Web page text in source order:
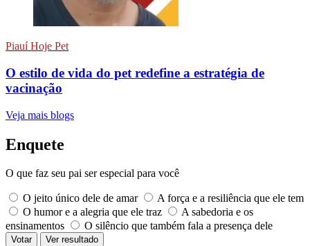
Piauí Hoje Pet
O estilo de vida do pet redefine a estratégia de
vacinação
Veja mais blogs
Enquete
O que faz seu pai ser especial para você
O jeito único dele de amar
A força e a resiliência que ele tem
O humor e a alegria que ele traz
A sabedoria e os
ensinamentos
O silêncio que também fala a presença dele
Votar Ver resultado